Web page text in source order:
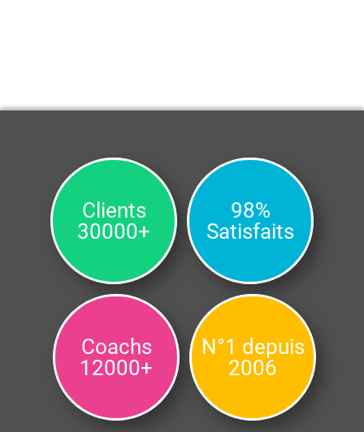
Clients
30000+
98%
Satisfaits
Coachs
12000+
N°1 depuis
2006